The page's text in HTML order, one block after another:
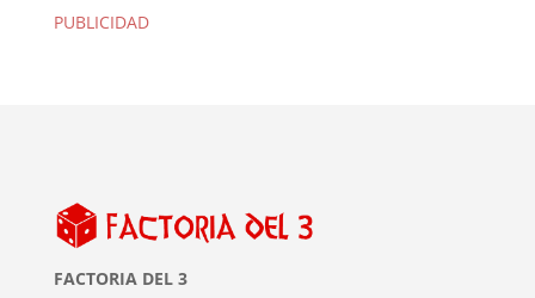
PUBLICIDAD
FACTORIA DEL 3